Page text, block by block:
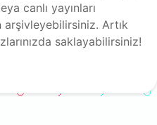
canlı yayınları
arşivleyebilirsiniz. Artık
saklayabilirsiniz!